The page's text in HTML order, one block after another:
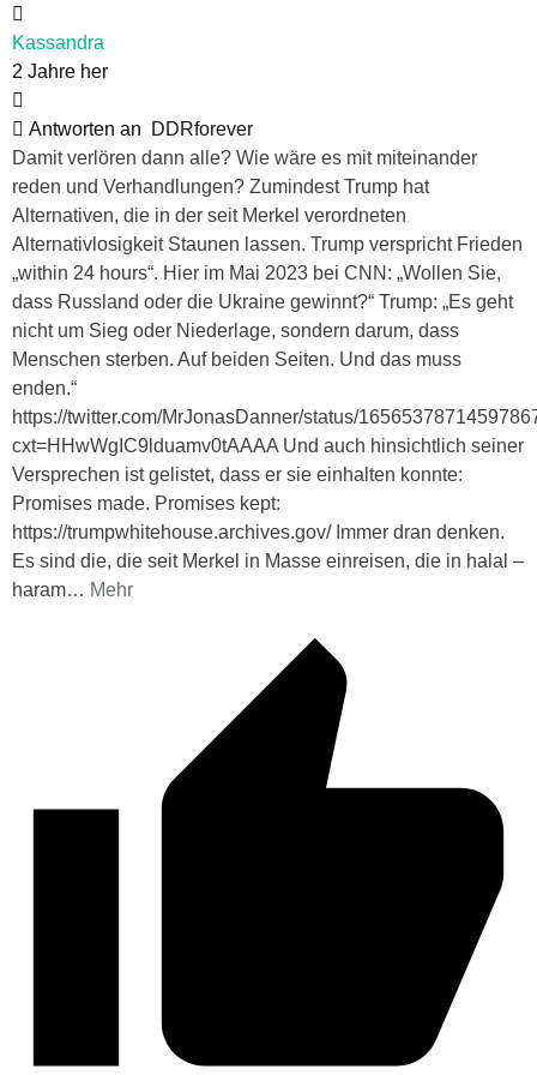
Kassandra
2 Jahre her
Antworten an
DDRforever
Damit verlören dann alle? Wie wäre es mit miteinander
reden und Verhandlungen? Zumindest Trump hat
Alternativen, die in der seit Merkel verordneten
Alternativlosigkeit Staunen lassen. Trump verspricht Frieden
„within 24 hours“. Hier im Mai 2023 bei CNN: „Wollen Sie,
dass Russland oder die Ukraine gewinnt?“ Trump: „Es geht
nicht um Sieg oder Niederlage, sondern darum, dass
Menschen sterben. Auf beiden Seiten. Und das muss
enden.“
https://twitter.com/MrJonasDanner/status/
cxt=HHwWgIC9lduamv0tAAAA Und auch hinsichtlich seiner
Versprechen ist gelistet, dass er sie einhalten konnte:
Promises made. Promises kept:
https://trumpwhitehouse.archives.gov/ Immer dran denken.
Es sind die, die seit Merkel in Masse einreisen, die in halal –
haram… Mehr